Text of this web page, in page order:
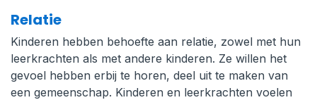
Relatie
Kinderen hebben behoefte aan relatie, zowel met hun
leerkrachten als met andere kinderen. Ze willen het
gevoel hebben erbij te horen, deel uit te maken van
een gemeenschap. Kinderen en leerkrachten voelen